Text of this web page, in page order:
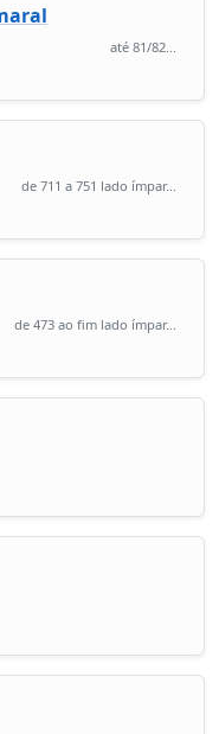
até 81/82...
de 711 a 751 lado ímpar...
de 473 ao fim lado ímpar...